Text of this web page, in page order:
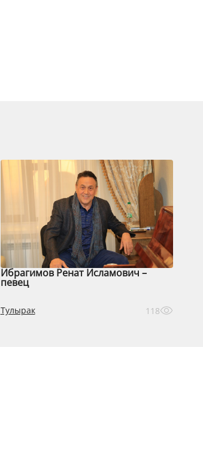
Ибрагимов Ренат Исламович –
певец
Тулырак 118